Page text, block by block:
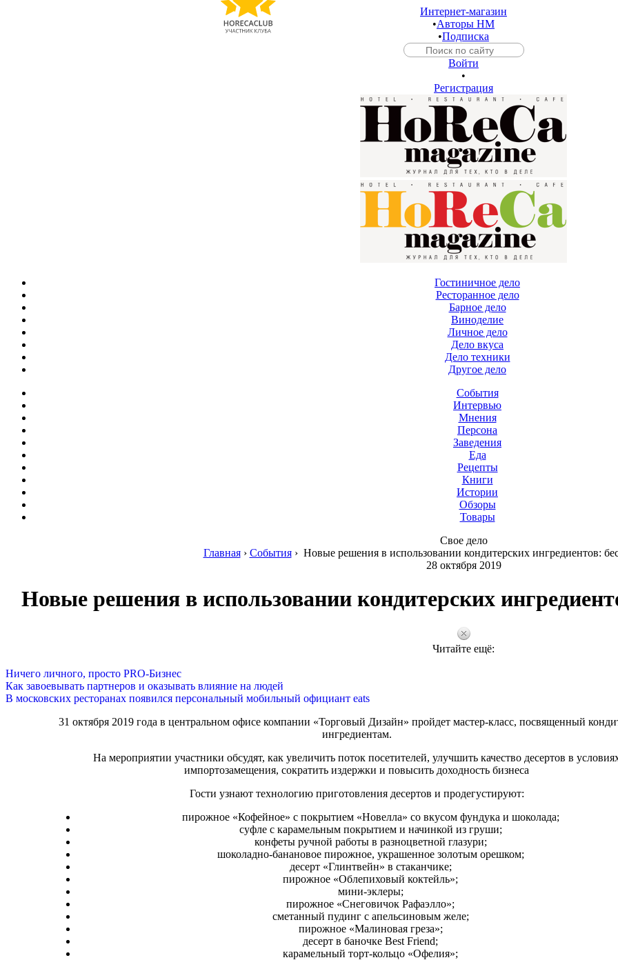
Интернет-магазин
•Авторы HM
•Подписка
Войти
•
Регистрация
Гостиничное дело
Ресторанное дело
Барное дело
Виноделие
Личное дело
Дело вкуса
Дело техники
Другое дело
События
Интервью
Мнения
Персона
Заведения
Еда
Рецепты
Книги
Истории
Обзоры
Товары
Свое дело
Главная› События› Новые решения в использовании кондитерских ингредиентов:
28 октября 2019
Новые решения в использовании кондитерских
Читайте ещё:
Ничего личного, просто PRO-Бизнес
Как завоевывать партнеров и оказывать влияние на людей
В московских ресторанах появился персональный мобильный официант eats
31 октября 2019 года в центральном офисе компании «Торговый Дизайн» пройдет мастер-класс, посвященный
ингредиентам.
На мероприятии участники обсудят, как увеличить поток посетителей, улучшить качество десертов в
импортозамещения, сократить издержки и повысить доходность бизнеса
Гости узнают технологию приготовления десертов и продегустируют:
пирожное «Кофейное» с покрытием «Новелла» со вкусом фундука и шоколада;
суфле с карамельным покрытием и начинкой из груши;
конфеты ручной работы в разноцветной глазури;
шоколадно-банановое пирожное, украшенное золотым орешком;
десерт «Глинтвейн» в стаканчике;
пирожное «Облепиховый коктейль»;
мини-эклеры;
пирожное «Снеговичок Рафаэлло»;
сметанный пудинг с апельсиновым желе;
пирожное «Малиновая греза»;
десерт в баночке Best Friend;
карамельный торт-кольцо «Офелия»;